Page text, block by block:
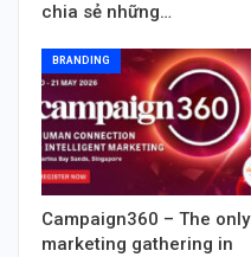
chia sẻ những…
BRANDING
Campaign360 – The only
marketing gathering in